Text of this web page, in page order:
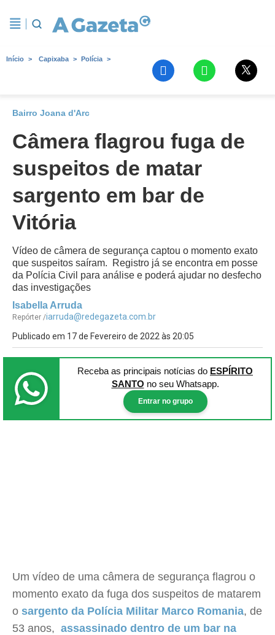
Início Capixaba Polícia
Bairro Joana d'Arc
Câmera flagrou fuga de
suspeitos de matar
sargento em bar de
Vitória
Vídeo de câmera de segurança captou o momento exato
que suspeitos saíram. Registro já se encontra em posse
da Polícia Civil para análise e poderá ajudar no desfecho
das investigações
Isabella Arruda
Repórter /iarruda@redegazeta.com.br
Publicado em 17 de Fevereiro de 2022 às 20:05
Receba as principais notícias do ESPÍRITO
SANTO no seu Whatsapp.
Entrar no grupo
Um vídeo de uma câmera de segurança flagrou o
momento exato da fuga dos suspeitos de matarem
o sargento da Polícia Militar Marco Romania, de
53 anos, assassinado dentro de um bar na